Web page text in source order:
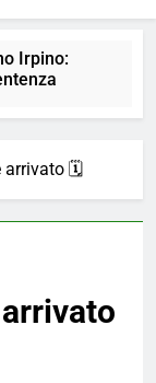
Irpino:
–
DIVIETO
arrivato 🗓